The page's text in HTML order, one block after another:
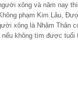
xông và năm nay thì
phạm Kim Lâu,
xông là Nhâm Thân
không tìm được tuổi